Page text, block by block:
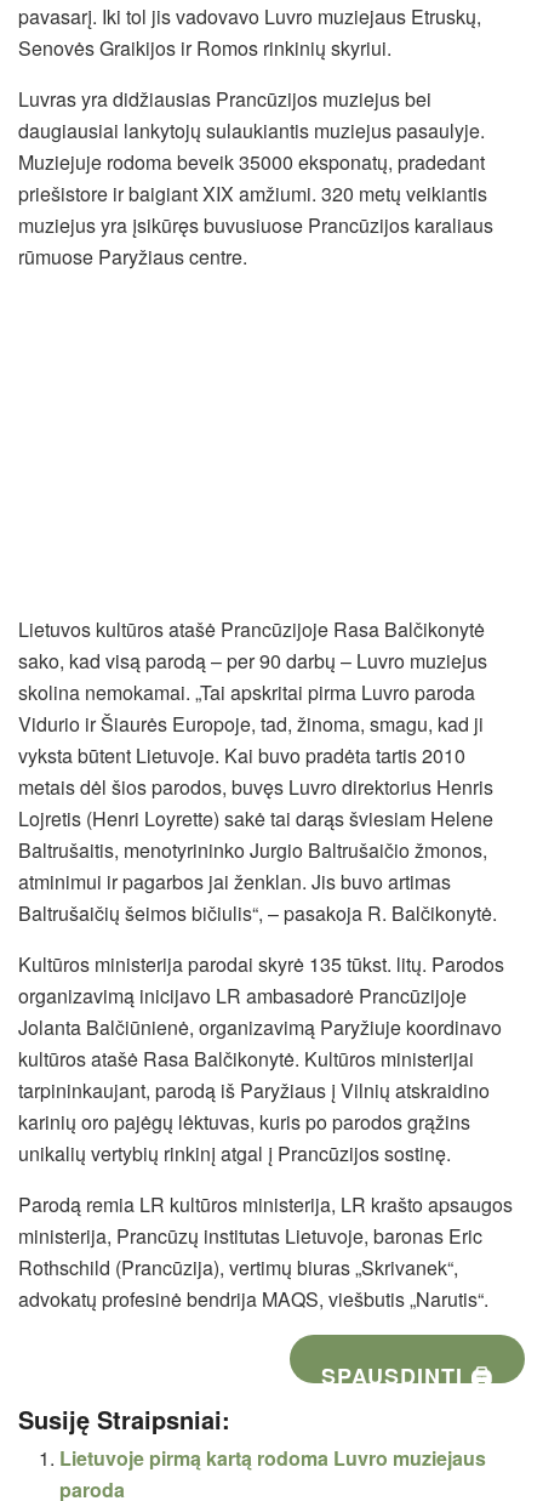
pavasarį. Iki tol jis vadovavo Luvro muziejaus Etruskų,
Senovės Graikijos ir Romos rinkinių skyriui.
Luvras yra didžiausias Prancūzijos muziejus bei
daugiausiai lankytojų sulaukiantis muziejus pasaulyje.
Muziejuje rodoma beveik 35000 eksponatų, pradedant
priešistore ir baigiant XIX amžiumi. 320 metų veikiantis
muziejus yra įsikūręs buvusiuose Prancūzijos karaliaus
rūmuose Paryžiaus centre.
Lietuvos kultūros atašė Prancūzijoje Rasa Balčikonytė
sako, kad visą parodą – per 90 darbų – Luvro muziejus
skolina nemokamai. „Tai apskritai pirma Luvro paroda
Vidurio ir Šiaurės Europoje, tad, žinoma, smagu, kad ji
vyksta būtent Lietuvoje. Kai buvo pradėta tartis 2010
metais dėl šios parodos, buvęs Luvro direktorius Henris
Lojretis (Henri Loyrette) sakė tai darąs šviesiam Helene
Baltrušaitis, menotyrininko Jurgio Baltrušaičio žmonos,
atminimui ir pagarbos jai ženklan. Jis buvo artimas
Baltrušaičių šeimos bičiulis“, – pasakoja R. Balčikonytė.
Kultūros ministerija parodai skyrė 135 tūkst. litų. Parodos
organizavimą inicijavo LR ambasadorė Prancūzijoje
Jolanta Balčiūnienė, organizavimą Paryžiuje koordinavo
kultūros atašė Rasa Balčikonytė. Kultūros ministerijai
tarpininkaujant, parodą iš Paryžiaus į Vilnių atskraidino
karinių oro pajėgų lėktuvas, kuris po parodos grąžins
unikalių vertybių rinkinį atgal į Prancūzijos sostinę.
Parodą remia LR kultūros ministerija, LR krašto apsaugos
ministerija, Prancūzų institutas Lietuvoje, baronas Eric
Rothschild (Prancūzija), vertimų biuras „Skrivanek“,
advokatų profesinė bendrija MAQS, viešbutis „Narutis“.
SPAUSDINTI 🖨
Susiję Straipsniai:
Lietuvoje pirmą kartą rodoma Luvro muziejaus
paroda